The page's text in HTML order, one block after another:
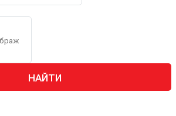
НАЙТИ